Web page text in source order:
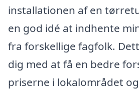
installationen af en
en god idé at indhente
fra forskellige fagfolk.
dig med at få en bedre
priserne i lokalområdet